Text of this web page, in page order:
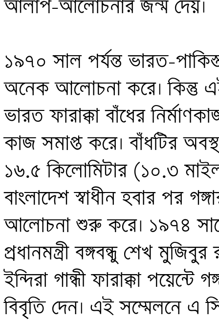
আলাপ-আলোচনার জন্ম দেয়।
১৯৭০ সাল পর্যন্ত ভারত-
অনেক আলোচনা করে। কিন্তু
ভারত ফারাক্কা বাঁধের
কাজ সমাপ্ত করে। বাঁধটির
১৬.৫ কিলোমিটার (১০.৩
বাংলাদেশ স্বাধীন হবার পর
আলোচনা শুরু করে। ১৯৭৪
প্রধানমন্ত্রী বঙ্গবন্ধু শেখ
ইন্দিরা গান্ধী ফারাক্কা
বিবৃতি দেন। এই সম্মেলনে এ